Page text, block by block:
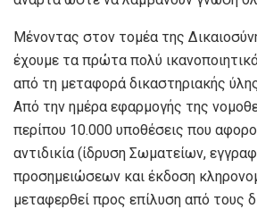
Μένοντας στον τομέα της
έχουμε τα πρώτα πολύ
από τη μεταφορά δικαστηριακής
Από την ημέρα εφαρμογής της
περίπου 10.000 υποθέσεις που
αντιδικία (ίδρυση Σωματείων,
προσημειώσεων και έκδοση
μεταφερθεί προς επίλυση από τους